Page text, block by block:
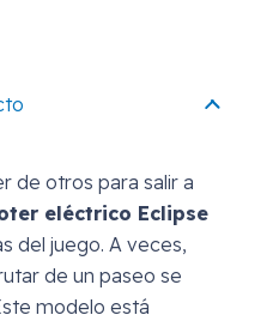
de otros para salir a
eléctrico Eclipse
del juego. A veces,
de un paseo se
modelo está